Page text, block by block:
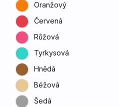
Oranžový
Červená
Růžová
Tyrkysová
Hnědá
Béžová
Šedá